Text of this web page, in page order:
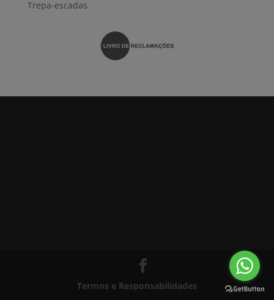
Trepa-escadas
Termos e Responsabilidades